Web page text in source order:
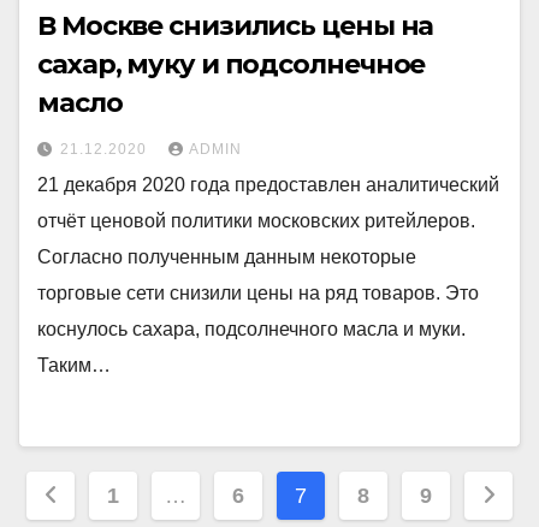
В Москве снизились цены на
сахар, муку и подсолнечное
масло
21.12.2020 ADMIN
21 декабря 2020 года предоставлен аналитический
отчёт ценовой политики московских ритейлеров.
Согласно полученным данным некоторые
торговые сети снизили цены на ряд товаров. Это
коснулось сахара, подсолнечного масла и муки.
Таким…
Пагинация
1 … 6 7 8 9